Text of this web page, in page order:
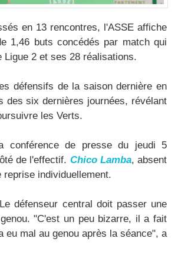
en 13 rencontres, l'ASSE affiche
1,46 buts concédés par match qui
2 et ses 28 réalisations.​
défensifs de la saison dernière en
des six dernières journées, révélant
les Verts.
conférence de presse du jeudi 5
de l'effectif. Chico Lamba, absent
individuellement.​
défenseur central doit passer une
"C'est un peu bizarre, il a fait
mal au genou après la séance", a